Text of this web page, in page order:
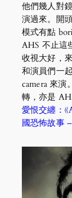
他們幾人對
演過來。開
模式有點
AHS 不止這
收視大好，
和演員們一
camera 來演
轉，亦是
愛恨交纏：
國恐怖故事